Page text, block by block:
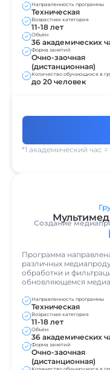
Направленность программы
Техническая
Возрастная категория
11-18 лет
Объём
36 академических
Форма занятий
Очно-заочная
(дистанционная)
Количество обучающихся в
до 20 человек
*1 академический час
Создание
Программа
различных
обработки и
обновляющемся
Направленность программы
Техническая
Возрастная категория
11-18 лет
Объём
36 академических
Форма занятий
Очно-заочная
(дистанционная)
Количество обучающихся в